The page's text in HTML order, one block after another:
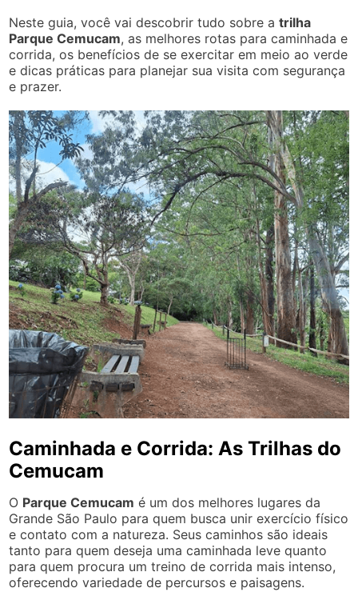
Neste guia, você vai descobrir tudo sobre atrilha
Parque Cemucam, as melhores rotas para caminhada e
corrida, os benefícios de se exercitar em meio ao verde
e dicas práticas para planejar sua visita com segurança
e prazer.
Caminhada e Corrida: As Trilhas do
Cemucam
O Parque Cemucam é um dos melhores lugares da
Grande São Paulo para quem busca unir exercício físico
e contato com a natureza. Seus caminhos são ideais
tanto para quem deseja uma caminhada leve quanto
para quem procura um treino de corrida mais intenso,
oferecendo variedade de percursos e paisagens.